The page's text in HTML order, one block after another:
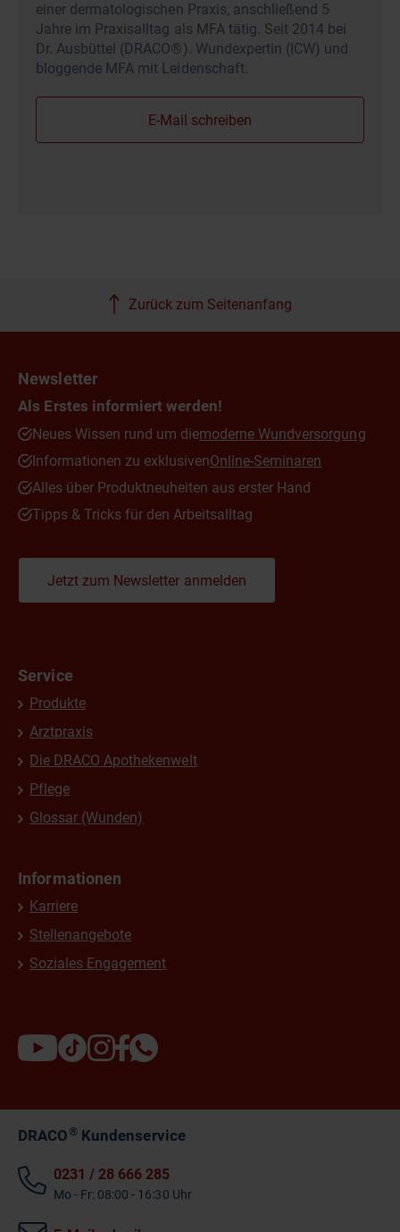
einer dermatologischen Praxis, anschließend 5
Jahre im Praxisalltag als MFA tätig. Seit 2014 bei
Dr. Ausbüttel (DRACO®). Wundexpertin (ICW) und
bloggende MFA mit Leidenschaft.
E-Mail schreiben
Zurück zum Seitenanfang
Newsletter
Als Erstes informiert werden!
Neues Wissen rund um diemoderne Wundversorgung
Informationen zu exklusivenOnline-Seminaren
Alles über Produktneuheiten aus erster Hand
Tipps & Tricks für den Arbeitsalltag
Jetzt zum Newsletter anmelden
Service
Produkte
Arztpraxis
Die DRACO Apothekenwelt
Pflege
Glossar (Wunden)
Informationen
Karriere
Stellenangebote
Soziales Engagement
DRACO®Kundenservice
0231 / 28 666 285
Mo - Fr: 08:00 - 16:30 Uhr